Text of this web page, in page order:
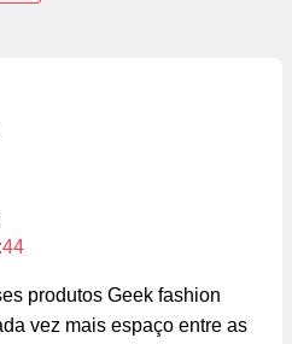
produtos Geek fashion
vez mais espaço entre as